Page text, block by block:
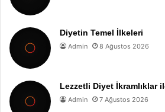
Diyetin Temel İlkeleri
Admin 8 Ağustos 2026
Lezzetli Diyet İkramlıklar
Admin 7 Ağustos 2026